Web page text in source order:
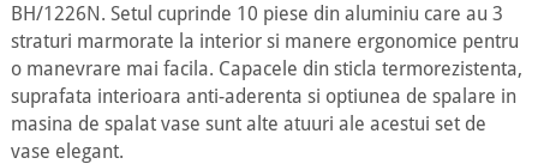
BH/1226N. Setul cuprinde 10 piese din aluminiu care au 3
straturi marmorate la interior si manere ergonomice pentru
o manevrare mai facila. Capacele din sticla termorezistenta,
suprafata interioara anti-aderenta si optiunea de spalare in
masina de spalat vase sunt alte atuuri ale acestui set de
vase elegant.